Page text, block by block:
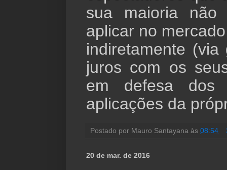
sua maioria não
aplicar no
indiretamente
juros com os
em defesa dos
aplicações da
Postado por Mauro Santayana às 08:54
20 de mar. de 2016